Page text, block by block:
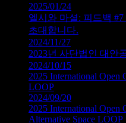
2025/01/24
엘시와 마셜: 피드백
초대합니다.
2024/11/27
2023년 사단법인 대안
2024/10/15
2025 International Open
LOOP
2024/09/20
2025 International Open
Alternative Space LOOP